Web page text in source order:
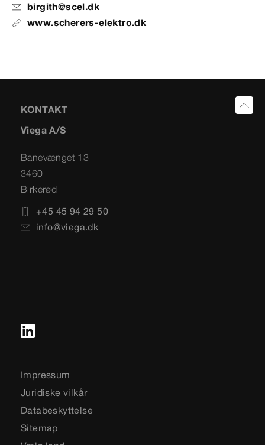
birgith@scel.dk
www.scherers-elektro.dk
KONTAKT
Viega A/S
Banevænget 13
3460
Birkerød
+45 45 94 29 50
info@viega.dk
Impressum
Juridiske vilkår
Databeskyttelse
Sitemap